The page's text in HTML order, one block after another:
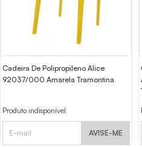
Cadeira De Polipropileno Alice
92037/000 Amarela Tramontina
Produto indisponível
AVISE-ME